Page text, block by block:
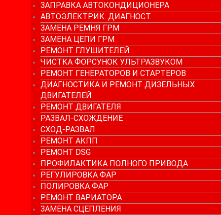
ЗАПРАВКА АВТОКОНДИЦИОНЕРА
АВТОЭЛЕКТРИК. ДИАГНОСТ.
ЗАМЕНА РЕМНЯ ГРМ
ЗАМЕНА ЦЕПИ ГРМ
РЕМОНТ ГЛУШИТЕЛЕЙ
ЧИСТКА ФОРСУНОК УЛЬТРАЗВУКОМ
РЕМОНТ ГЕНЕРАТОРОВ И СТАРТЕРОВ
ДИАГНОСТИКА И РЕМОНТ ДИЗЕЛЬНЫХ
ДВИГАТЕЛЕЙ
РЕМОНТ ДВИГАТЕЛЯ
РАЗВАЛ-СХОЖДЕНИЕ
СХОД-РАЗВАЛ
РЕМОНТ АКПП
РЕМОНТ DSG
ПРОФИЛАКТИКА ПОЛНОГО ПРИВОДА
РЕГУЛИРОВКА ФАР
ПОЛИРОВКА ФАР
РЕМОНТ ВАРИАТОРА
ЗАМЕНА СЦЕПЛЕНИЯ